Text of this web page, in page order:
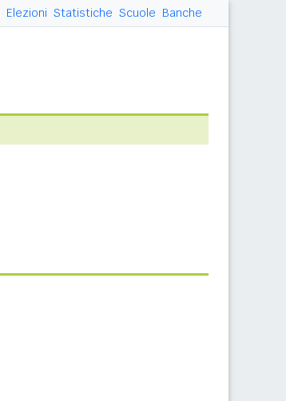
Elezioni Statistiche Scuole Banche